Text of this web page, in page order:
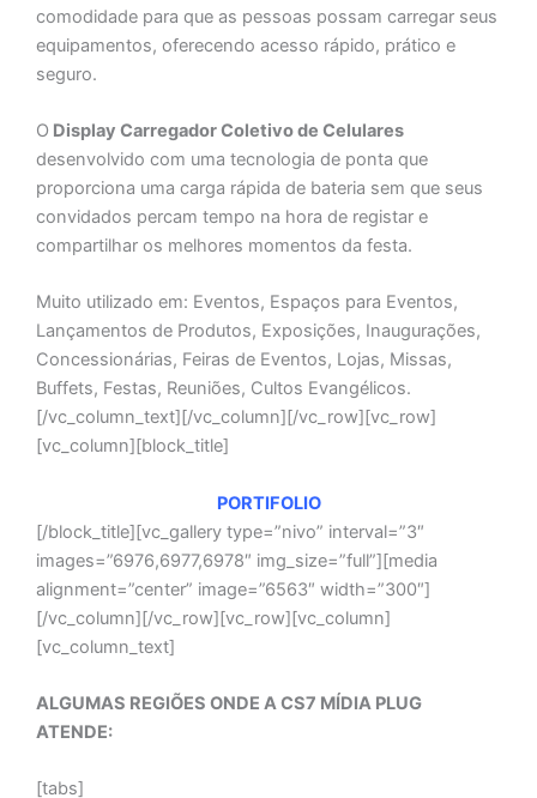
comodidade para que as pessoas possam carregar seus
equipamentos, oferecendo acesso rápido, prático e
seguro.
O Display Carregador Coletivo de Celulares
desenvolvido com uma tecnologia de ponta que
proporciona uma carga rápida de bateria sem que seus
convidados percam tempo na hora de registar e
compartilhar os melhores momentos da festa.
Muito utilizado em: Eventos, Espaços para Eventos,
Lançamentos de Produtos, Exposições, Inaugurações,
Concessionárias, Feiras de Eventos, Lojas, Missas,
Buffets, Festas, Reuniões, Cultos Evangélicos.
[/vc_column_text][/vc_column][/vc_row][vc_row]
[vc_column][block_title]
PORTIFOLIO
[/block_title][vc_gallery type=”nivo” interval=”3″
images=”6976,6977,6978″ img_size=”full”][media
alignment=”center” image=”6563″ width=”300″]
[/vc_column][/vc_row][vc_row][vc_column]
[vc_column_text]
ALGUMAS REGIÕES ONDE A CS7 MÍDIA PLUG
ATENDE:
[tabs]